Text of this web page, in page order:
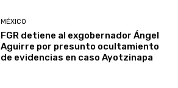
MÉXICO
FGR detiene al exgobernador Ángel
Aguirre por presunto ocultamiento
de evidencias en caso Ayotzinapa